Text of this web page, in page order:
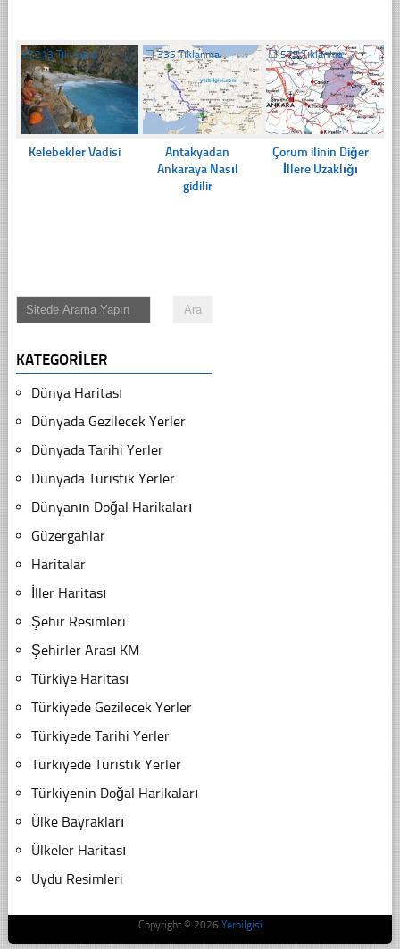
☐213 Tıklanma
Kelebekler Vadisi
☐335 Tıklanma
Antakyadan
Ankaraya Nasıl
gidilir
☐575 Tıklanma
Çorum ilinin Diğer
İllere Uzaklığı
KATEGORILER
Dünya Haritası
Dünyada Gezilecek Yerler
Dünyada Tarihi Yerler
Dünyada Turistik Yerler
Dünyanın Doğal Harikaları
Güzergahlar
Haritalar
İller Haritası
Şehir Resimleri
Şehirler Arası KM
Türkiye Haritası
Türkiyede Gezilecek Yerler
Türkiyede Tarihi Yerler
Türkiyede Turistik Yerler
Türkiyenin Doğal Harikaları
Ülke Bayrakları
Ülkeler Haritası
Uydu Resimleri
Copyright © 2026 Yerbilgisi